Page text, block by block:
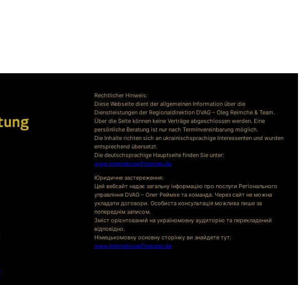
Rechtlicher Hinweis:
Diese Webseite dient der allgemeinen Information über die
Dienstleistungen der Regionaldirektion DVAG – Oleg Reimche & Team.
Über die Seite können keine Verträge abgeschlossen werden. Eine
persönliche Beratung ist nur nach Terminvereinbarung möglich.
Die Inhalte richten sich an ukrainischsprachige Interessenten und wurden
entsprechend übersetzt.
Die deutschsprachige Hauptseite finden Sie unter:
www.InternationalFinanzen.de
Юридичне застереження:
Цей вебсайт надає загальну інформацію про послуги Регіонального
управління DVAG – Олег Реймхе та команда. Через сайт не можна
укладати договори. Особиста консультація можлива лише за
попереднім записом.
Зміст орієнтований на україномовну аудиторію та перекладений
відповідно.
Німецькомовну основну сторінку ви знайдете тут:
www.InternationalFinanzen.de